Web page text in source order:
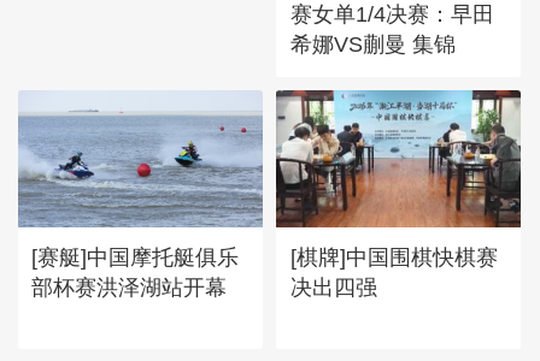
赛女单1/4决赛：早田
希娜VS蒯曼 集锦
[赛艇]中国摩托艇俱乐
部杯赛洪泽湖站开幕
[棋牌]中国围棋快棋赛
决出四强